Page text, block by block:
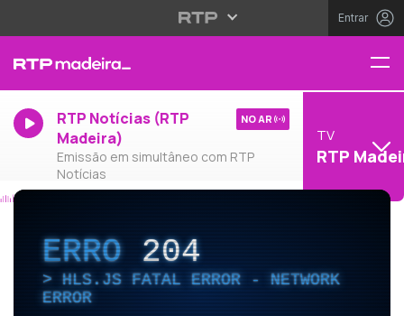
Entrar
RTP Notícias (RTP
Madeira)
Emissão em simultâneo com RTP
Notícias
NO AR
TV
RTP
ERRO204
HLS.JS FATAL ERROR - NETWORK
ERROR